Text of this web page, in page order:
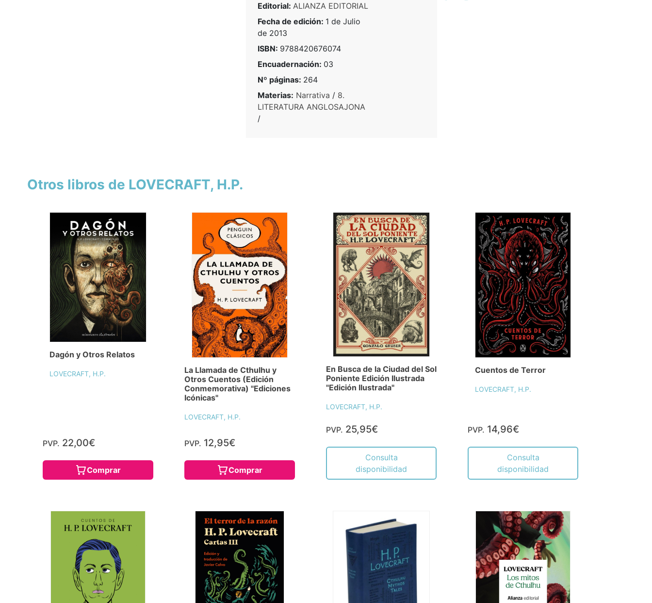
Editorial: ALIANZA EDITORIAL
Fecha de edición: 1 de Julio
de 2013
ISBN: 9788420676074
Encuadernación: 03
Nº páginas: 264
Materias: Narrativa / 8.
LITERATURA ANGLOSAJONA
/
Otros libros de LOVECRAFT, H.P.
Dagón y Otros Relatos
LOVECRAFT, H.P.
PVP. 22,00€
Comprar
La Llamada de Cthulhu y
Otros Cuentos (Edición
Conmemorativa) "Ediciones
Icónicas"
LOVECRAFT, H.P.
PVP. 12,95€
Comprar
En Busca de la Ciudad del Sol
Poniente Edición Ilustrada
"Edición Ilustrada"
LOVECRAFT, H.P.
PVP. 25,95€
Consulta
disponibilidad
Cuentos de Terror
LOVECRAFT, H.P.
PVP. 14,96€
Consulta
disponibilidad